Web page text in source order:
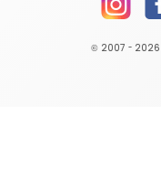
© 2007 - 2026